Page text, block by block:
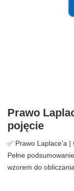
Prawo
pojęcie
✅ Prawo Laplace'a |
Pełne
wzorem do